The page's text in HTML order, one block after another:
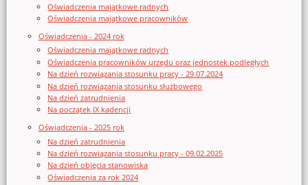
Oświadczenia majątkowe radnych
Oświadczenia majątkowe pracowników
Oświadczenia - 2024 rok
Oświadczenia majątkowe radnych
Oświadczenia pracowników urzędu oraz jednostek podległych
Na dzień rozwiązania stosunku pracy - 29.07.2024
Na dzień rozwiązania stosunku służbowego
Na dzień zatrudnienia
Na początek IX kadencji
Oświadczenia - 2025 rok
Na dzień zatrudnienia
Na dzień rozwiązania stosunku pracy - 09.02.2025
Na dzień objęcia stanowiska
Oświadczenia za rok 2024